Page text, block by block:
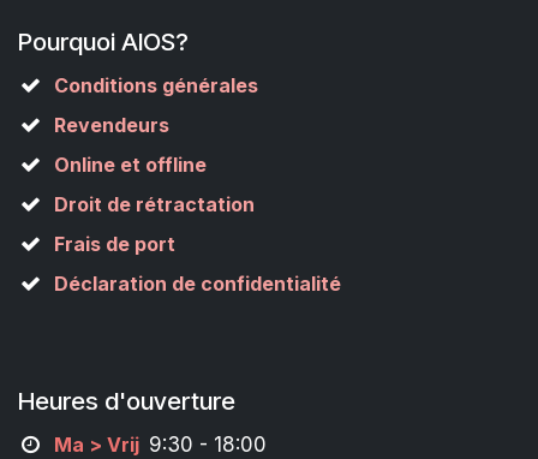
Pourquoi AIOS?
Conditions générales
Revendeurs
Online et offline
Droit de rétractation
Frais de port
Déclaration de confidentialité
Heures d'ouverture
Ma > Vrij 9:30 - 18:00